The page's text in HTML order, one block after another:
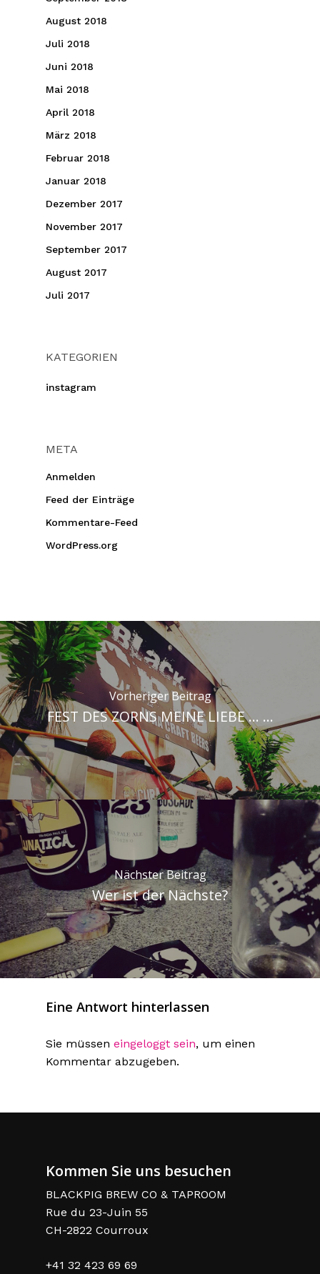
August 2018
Juli 2018
Juni 2018
Mai 2018
April 2018
März 2018
Februar 2018
Januar 2018
Dezember 2017
November 2017
September 2017
August 2017
Juli 2017
KATEGORIEN
instagram
META
Anmelden
Feed der Einträge
Kommentare-Feed
WordPress.org
Vorheriger Beitrag
FEST DES ZORNS MEINE LIEBE ... ...
Nächster Beitrag
Wer ist der Nächste?
Eine Antwort hinterlassen
Sie müssen eingeloggt sein, um einen
Kommentar abzugeben.
Kommen Sie uns besuchen
BLACKPIG BREW CO & TAPROOM
Rue du 23-Juin 55
CH-2822 Courroux
+41 32 423 69 69